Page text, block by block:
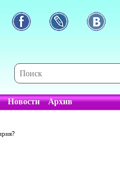
Новости Архив